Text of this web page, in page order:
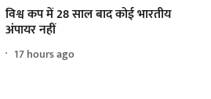
विश्व कप में 28 साल बाद कोई भारतीय
अंपायर नहीं
17 hours ago